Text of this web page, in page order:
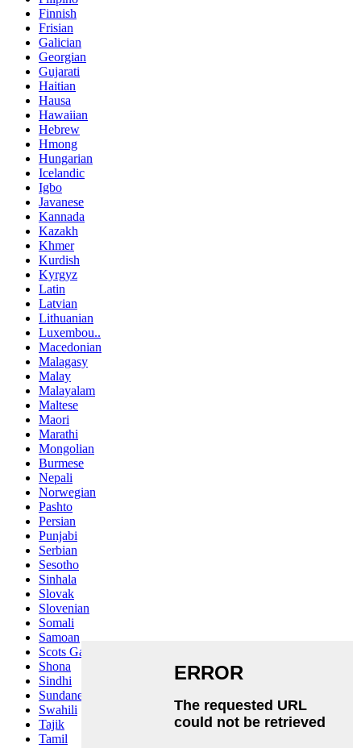
Finnish
Frisian
Galician
Georgian
Gujarati
Haitian
Hausa
Hawaiian
Hebrew
Hmong
Hungarian
Icelandic
Igbo
Javanese
Kannada
Kazakh
Khmer
Kurdish
Kyrgyz
Latin
Latvian
Lithuanian
Luxembou..
Macedonian
Malagasy
Malay
Malayalam
Maltese
Maori
Marathi
Mongolian
Burmese
Nepali
Norwegian
Pashto
Persian
Punjabi
Serbian
Sesotho
Sinhala
Slovak
Slovenian
Somali
Samoan
Scots Gaelic
Shona
Sindhi
Sundanese
Swahili
Tajik
Tamil